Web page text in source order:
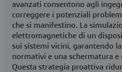
avanzati consentono agli
correggere i potenziali
che si manifestino. La
elettromagnetiche di un
sui sistemi vicini, garantendo
normativi e una schermatura
Questa strategia proattiva